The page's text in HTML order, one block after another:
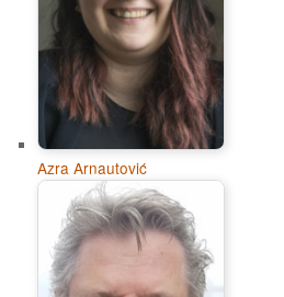
Azra Arnautović